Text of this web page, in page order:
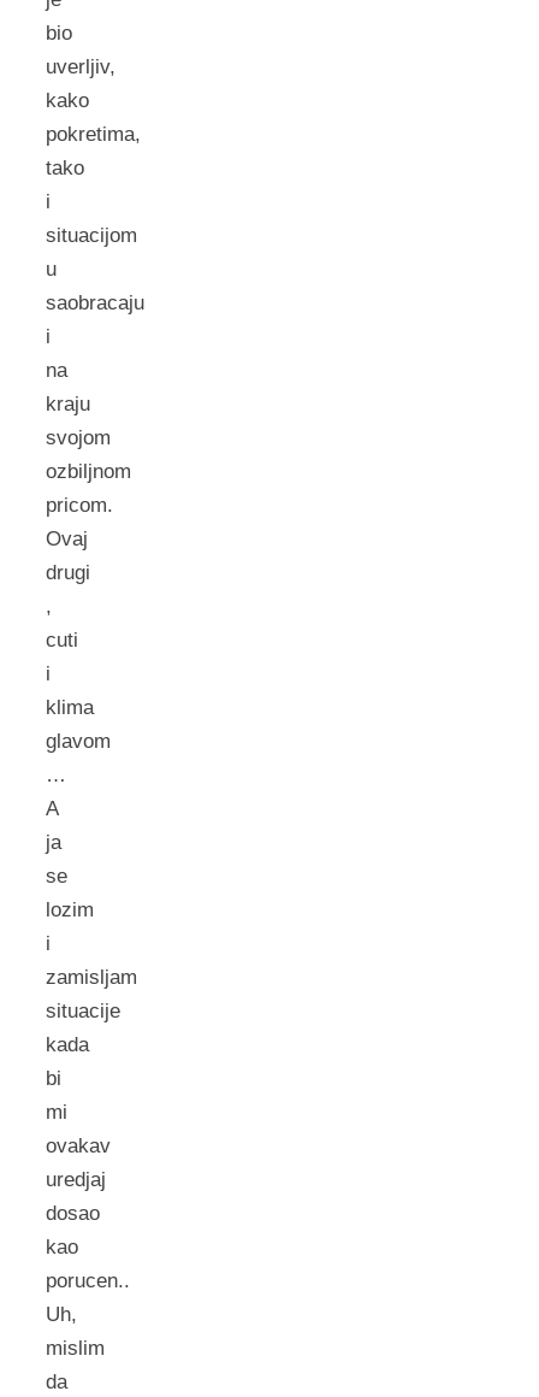
bio
uverljiv,
kako
pokretima,
tako
i
situacijom
u
saobracaju
i
na
kraju
svojom
ozbiljnom
pricom.
Ovaj
drugi
,
cuti
i
klima
glavom
…
A
ja
se
lozim
i
zamisljam
situacije
kada
bi
mi
ovakav
uredjaj
dosao
kao
porucen..
Uh,
mislim
da